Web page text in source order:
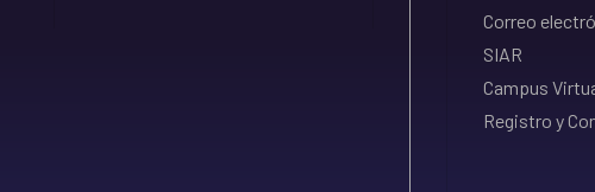
Correo
SIAR
Campus
Registro y